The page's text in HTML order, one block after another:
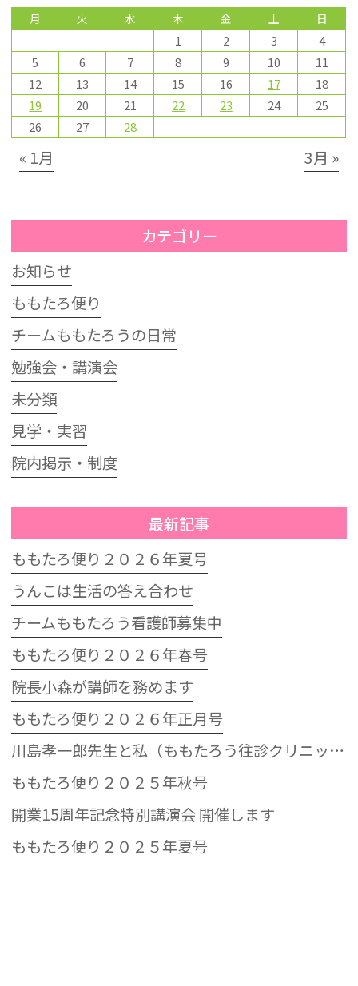
月 火 水 木 金 土 日
1 2 3
4
5
6 7 8 9 10
11
12
13 14 15 16 17
18
19
20 21 22 23 24
25
26
27 28
« 1月 3月 »
カテゴリー
お知らせ
ももたろ便り
チームももたろうの日常
勉強会・講演会
未分類
見学・実習
院内掲示・制度
最新記事
ももたろ便り２０２６年夏号
うんこは生活の答え合わせ
チームももたろう看護師募集中
ももたろ便り２０２６年春号
院長小森が講師を務めます
ももたろ便り２０２６年正月号
川島孝一郎先生と私（ももたろう往診クリニック開院15周年記念特別講演会）
ももたろ便り２０２５年秋号
開業15周年記念特別講演会 開催します
ももたろ便り２０２５年夏号